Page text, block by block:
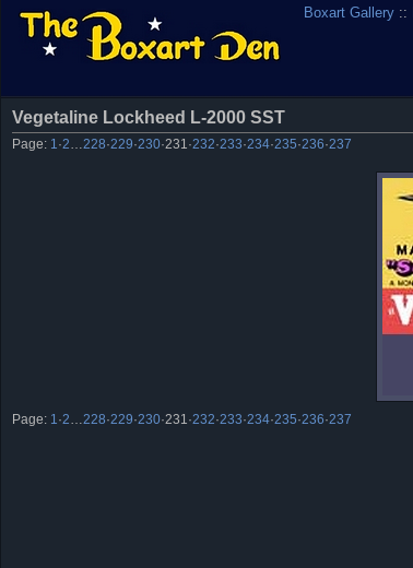
Boxart Gallery ::
Vegetaline Lockheed L-2000 SST
Page: 1 ·2 228·229·230·231 ·232·233·234·235·236·237
Page: 1 ·2 228·229·230·231 ·232·233·234·235·236·237